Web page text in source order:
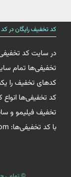
کد تخفیف رایگان در
در سایت کد
تخفیفی‌ها تمام
کدهای تخفیف را
کد تخفیفی‌ها
تخفیف فیلیمو و
با کد تخفیفی‌ها: codetakhfifiha@gmail.com